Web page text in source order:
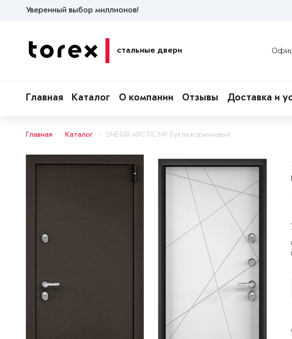
Уверенный выбор миллионов!
стальные двери
Главная Каталог О компании Отзывы Доставка и
Главная Каталог SNEGIR ARCTIC MP Букле коричневый